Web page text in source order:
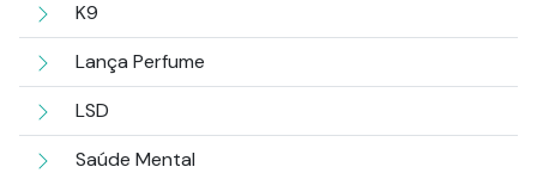
K9
Lança Perfume
LSD
Saúde Mental